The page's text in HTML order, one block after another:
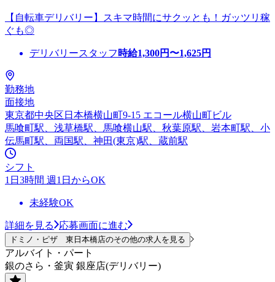
【自転車デリバリー】スキマ時間にサクッとも！ガッツリ稼
ぐも◎
デリバリースタッフ 時給1,300円〜1,625円
勤務地
面接地
東京都中央区日本橋横山町9-15 エコール横山町ビル
馬喰町駅、浅草橋駅、馬喰横山駅、秋葉原駅、岩本町駅、小
伝馬町駅、両国駅、神田(東京)駅、蔵前駅
シフト
1日3時間 週1日からOK
未経験OK
詳細を見る 応募画面に進む
ドミノ・ピザ 東日本橋店のその他の求人を見る
アルバイト・パート
銀のさら・釜寅 銀座店(デリバリー)